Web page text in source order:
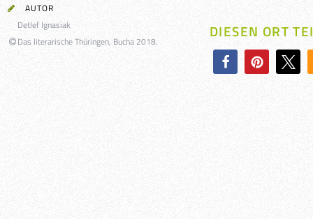
AUTOR
Detlef Ignasiak
Das literarische Thüringen, Bucha 2018.
DIESEN ORT